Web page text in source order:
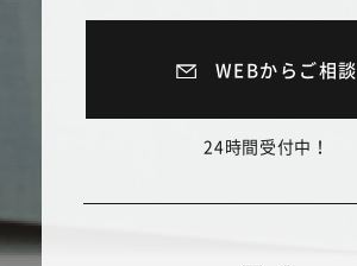
WEBからご相談
24時間受付中！